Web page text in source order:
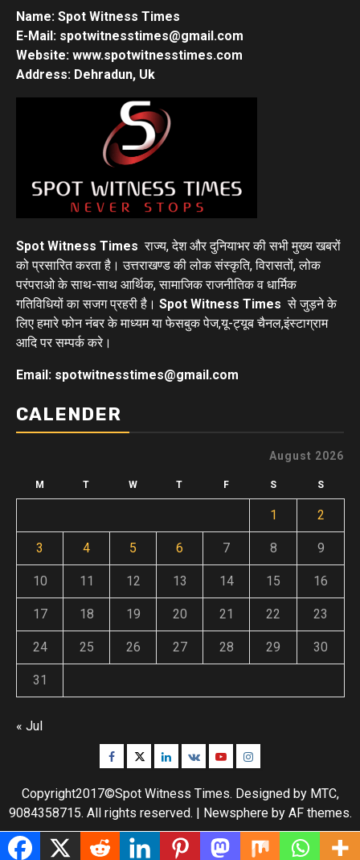
Name: Spot Witness Times
E-Mail: spotwitnesstimes@gmail.com
Website: www.spotwitnesstimes.com
Address: Dehradun, Uk
Spot Witness Times राज्य, देश और दुनियाभर की सभी मुख्य खबरों
को प्रसारित करता है। उत्तराखण्ड की लोक संस्कृति, विरासतों, लोक
परंपराओ के साथ-साथ आर्थिक, सामाजिक राजनीतिक व धार्मिक
गतिविधियों का सजग प्रहरी है। Spot Witness Times से जुड़ने के
लिए हमारे फोन नंबर के माध्यम या फेसबुक पेज,यू-ट्यूब चैनल,इंस्टाग्राम
आदि पर सम्पर्क करे।
Email: spotwitnesstimes@gmail.com
CALENDER
August 2026
M T W T F S S
1 2
3 4 5 6 7 8 9
10 11 12 13 14 15 16
17 18 19 20 21 22 23
24 25 26 27 28 29 30
31
« Jul
Facebook
TwitterLinkedin
VK YoutubeInstagram
Copyright2017©Spot Witness Times. Designed by MTC,
9084358715. All rights reserved. | Newsphereby AF themes.